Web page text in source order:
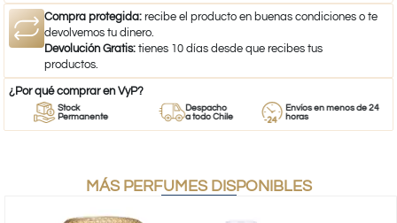
Compra protegida: recibe el producto en buenas condiciones o te
devolvemos tu dinero.
Devolución Gratis: tienes 10 días desde que recibes tus
productos.
¿Por qué comprar en VyP?
Stock
Permanente
Despacho
a todo Chile
Envíos en menos de 24
horas
MÁS PERFUMES DISPONIBLES